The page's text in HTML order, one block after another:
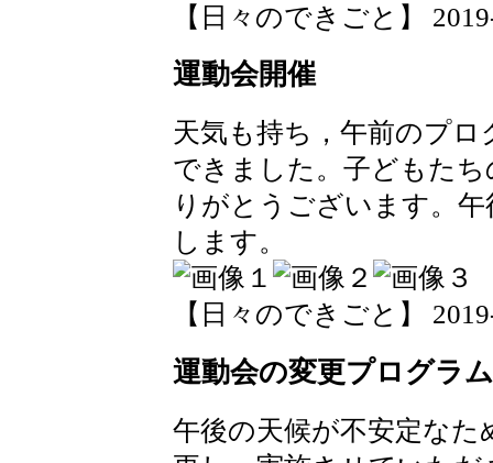
【日々のできごと】
運動会開催
天気も持ち，午前のプ
できました。子どもた
りがとうございます。
します。
【日々のできごと】
運動会の変更プログラム
午後の天候が不安定な